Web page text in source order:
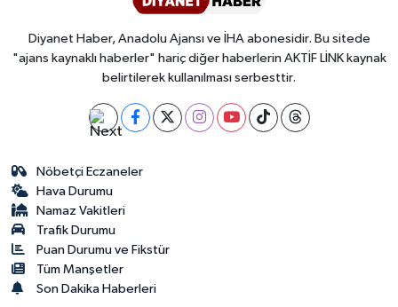
Diyanet Haber, Anadolu Ajansı ve İHA abonesidir. Bu sitede
"ajans kaynaklı haberler" hariç diğer haberlerin AKTİF LİNK kaynak
belirtilerek kullanılması serbesttir.
Nöbetçi Eczaneler
Hava Durumu
Namaz Vakitleri
Trafik Durumu
Puan Durumu ve Fikstür
Tüm Manşetler
Son Dakika Haberleri
Şırnak Müftülüğü
Tekirdağ Müftülüğü
Tokat Müftülüğü
Tunceli Müftülüğü
Uşak Müftülüğü
Van Müftülüğü